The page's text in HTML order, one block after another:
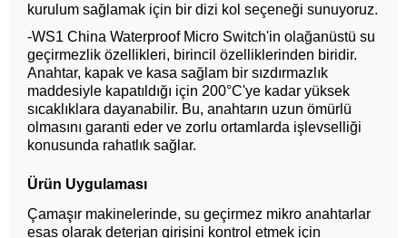
kurulum sağlamak için bir dizi kol seçeneği sunuyoruz.
-WS1 China Waterproof Micro Switch'in olağanüstü su
geçirmezlik özellikleri, birincil özelliklerinden biridir.
Anahtar, kapak ve kasa sağlam bir sızdırmazlık
maddesiyle kapatıldığı için 200°C'ye kadar yüksek
sıcaklıklara dayanabilir. Bu, anahtarın uzun ömürlü
olmasını garanti eder ve zorlu ortamlarda işlevselliği
konusunda rahatlık sağlar.
Ürün Uygulaması
Çamaşır makinelerinde, su geçirmez mikro anahtarlar
esas olarak deterjan girişini kontrol etmek için